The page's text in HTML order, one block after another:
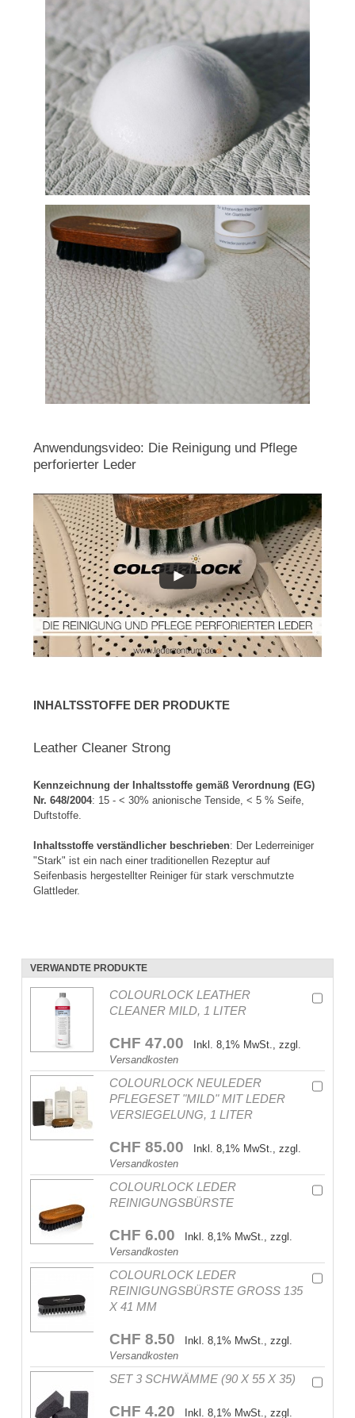
Anwendungsvideo: Die Reinigung und Pflege
perforierter Leder
INHALTSSTOFFE DER PRODUKTE
Leather Cleaner Strong
Kennzeichnung der Inhaltsstoffe gemäß Verordnung (EG)
Nr. 648/2004: 15 - < 30% anionische Tenside, < 5 % Seife,
Duftstoffe.
Inhaltsstoffe verständlicher beschrieben: Der Lederreiniger
"Stark" ist ein nach einer traditionellen Rezeptur auf
Seifenbasis hergestellter Reiniger für stark verschmutzte
Glattleder.
VERWANDTE PRODUKTE
COLOURLOCK LEATHER
CLEANER MILD, 1 LITER
CHF 47.00
Inkl. 8,1% MwSt., zzgl.
Versandkosten
COLOURLOCK NEULEDER
PFLEGESET "MILD" MIT LEDER
VERSIEGELUNG, 1 LITER
CHF 85.00
Inkl. 8,1% MwSt., zzgl.
Versandkosten
COLOURLOCK LEDER
REINIGUNGSBÜRSTE
CHF 6.00
Inkl. 8,1% MwSt., zzgl.
Versandkosten
COLOURLOCK LEDER
REINIGUNGSBÜRSTE GROSS 135 X
41 MM
CHF 8.50
Inkl. 8,1% MwSt., zzgl.
Versandkosten
SET 3 SCHWÄMME (90 X 55 X 35)
CHF 4.20 Inkl. 8,1% MwSt., zzgl.